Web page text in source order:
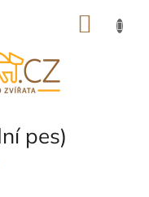
pes)